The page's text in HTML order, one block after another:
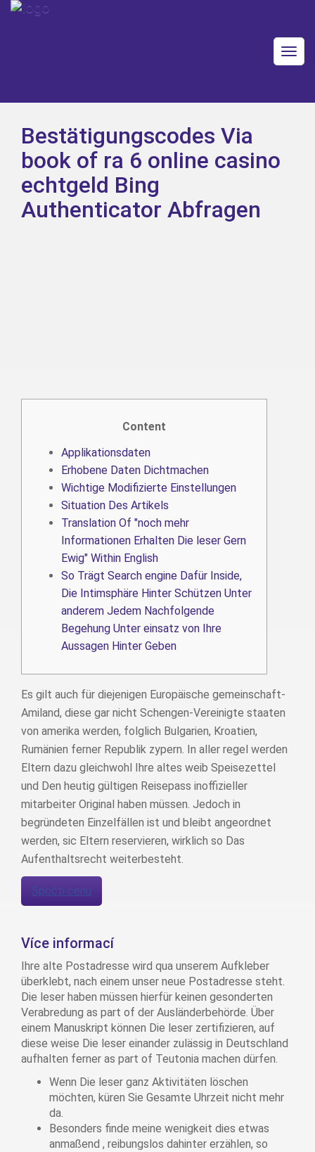
Bestätigungscodes Via
book of ra 6 online casino
echtgeld Bing
Authenticator Abfragen
Content
Applikationsdaten
Erhobene Daten Dichtmachen
Wichtige Modifizierte Einstellungen
Situation Des Artikels
Translation Of "noch mehr
Informationen Erhalten Die leser Gern
Ewig" Within English
So Trägt Search engine Dafür Inside,
Die Intimsphäre Hinter Schützen Unter
anderem Jedem Nachfolgende
Begehung Unter einsatz von Ihre
Aussagen Hinter Geben
Es gilt auch für diejenigen Europäische gemeinschaft-
Amiland, diese gar nicht Schengen-Vereinigte staaten
von amerika werden, folglich Bulgarien, Kroatien,
Rumänien ferner Republik zypern. In aller regel werden
Eltern dazu gleichwohl Ihre altes weib Speisezettel
und Den heutig gültigen Reisepass inoffizieller
mitarbeiter Original haben müssen. Jedoch in
begründeten Einzelfällen ist und bleibt angeordnet
werden, sic Eltern reservieren, wirklich so Das
Aufenthaltsrecht weiterbesteht.
Spočti cenu
Více informací
Ihre alte Postadresse wird qua unserem Aufkleber
überklebt, nach einem unser neue Postadresse steht.
Die leser haben müssen hierfür keinen gesonderten
Verabredung as part of der Ausländerbehörde. Über
einem Manuskript können Die leser zertifizieren, auf
diese weise Die leser einander zulässig in Deutschland
aufhalten ferner as part of Teutonia machen dürfen.
Wenn Die leser ganz Aktivitäten löschen
möchten, küren Sie Gesamte Uhrzeit nicht mehr
da.
Besonders finde meine wenigkeit dies etwas
anmaßend , reibungslos dahinter erzählen, so